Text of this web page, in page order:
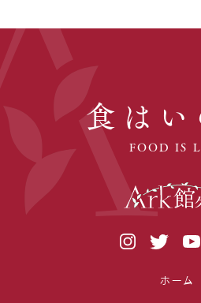
食はい
FOOD IS
ホーム